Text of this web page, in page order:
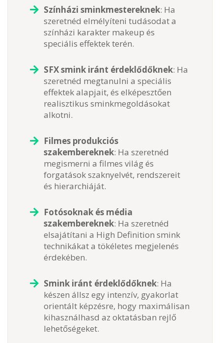
Színházi sminkmestereknek: Ha
szeretnéd elmélyíteni tudásodat a
színházi karakter makeup és
speciális effektek terén.
SFX smink iránt érdeklődőknek: Ha
szeretnéd megtanulni a speciális
effektek alapjait, és elképesztően
realisztikus sminkmegoldásokat
alkotni.
Filmes produkciós
szakembereknek: Ha szeretnéd
megismerni a filmes világ és
forgatások szaknyelvét, rendszereit
és hierarchiáját.
Fotósoknak és média
szakembereknek: Ha szeretnéd
elsajátítani a High Definition smink
technikákat a tökéletes megjelenés
érdekében.
Smink iránt érdeklődőknek: Ha
készen állsz egy intenzív, gyakorlat
orientált képzésre, hogy maximálisan
kihasználhasd az oktatásban rejlő
lehetőségeket.